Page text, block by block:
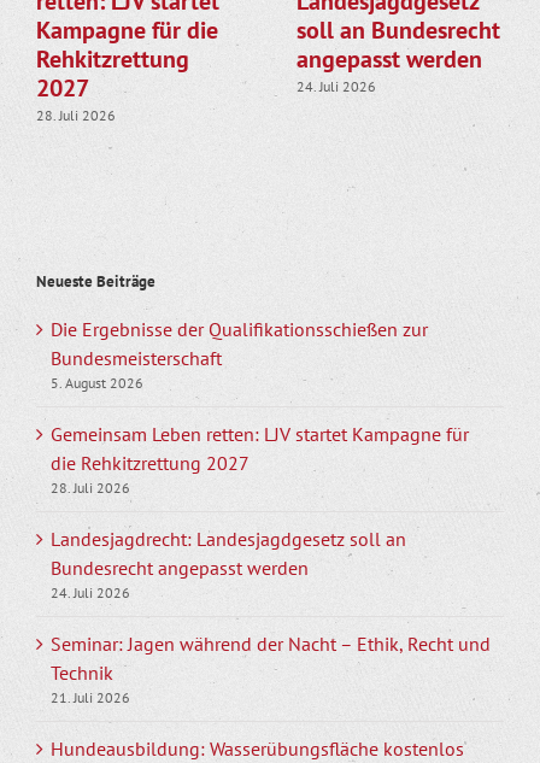
Kampagne für die
Rehkitzrettung
2027
28. Juli 2026
soll an Bundesrecht
angepasst werden
24. Juli 2026
Neueste Beiträge
Die Ergebnisse der Qualifikationsschießen zur
Bundesmeisterschaft
5. August 2026
Gemeinsam Leben retten: LJV startet Kampagne für
die Rehkitzrettung 2027
28. Juli 2026
Landesjagdrecht: Landesjagdgesetz soll an
Bundesrecht angepasst werden
24. Juli 2026
Seminar: Jagen während der Nacht – Ethik, Recht und
Technik
21. Juli 2026
Hundeausbildung: Wasserübungsfläche kostenlos